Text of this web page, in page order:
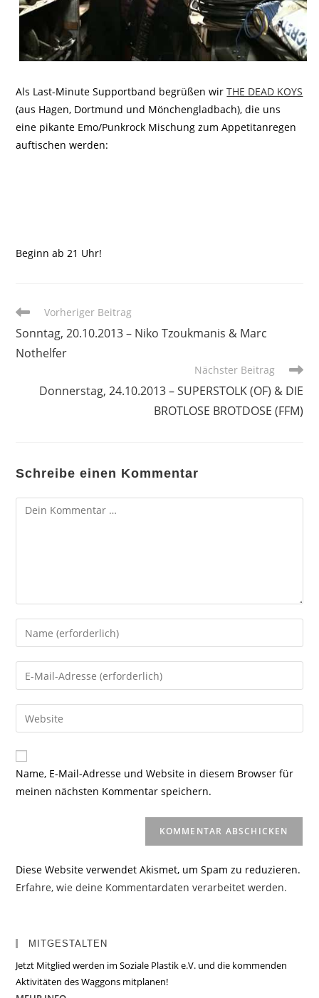
Als Last-Minute Supportband begrüßen wirTHE DEAD KOYS
(aus Hagen, Dortmund und Mönchengladbach), die uns
eine pikante Emo/Punkrock Mischung zum Appetitanregen
auftischen werden:
Beginn ab 21 Uhr!
Weitere
ansehen
Vorheriger Beitrag
Sonntag, 20.10.2013 – Niko Tzoukmanis & Marc
Nothelfer
Nächster Beitrag
Donnerstag, 24.10.2013 – SUPERSTOLK (OF) & DIE
BROTLOSE BROTDOSE (FFM)
Schreibe einen Kommentar
Kommentar
Gib
deinen
Namen
oder
zum
Kommentieren
ein
Gib
deine
E-
Mail-
zum
Kommentieren
ein
Gib
deine
Website-
URL
Name, E-Mail-Adresse und Website in diesem Browser für
meinen nächsten Kommentar speichern.
Diese Website verwendet Akismet, um Spam zu reduzieren.
Erfahre, wie deine Kommentardaten verarbeitet werden.
MITGESTALTEN
Jetzt Mitglied werden im Soziale Plastik e.V. und die kommenden
Aktivitäten des Waggons mitplanen!